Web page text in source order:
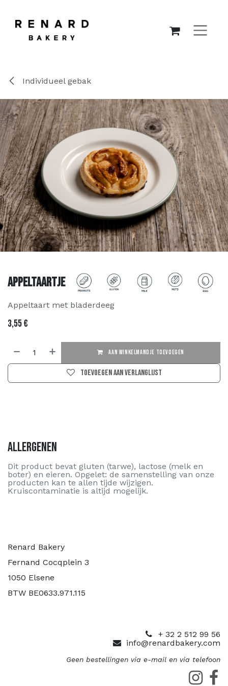
Individueel gebak
Appeltaartje
Appeltaart met bladerdeeg
3,55€
AAN WINKELMANDJE TOEVOEGEN
Toevoegen aan verlanglijst
Allergenen
Dit product bevat gluten (tarwe), lactose (melk en
boter) en eieren. Opgelet: de samenstelling van onze
producten kan te allen tijde wijzigen.
Kruiscontaminatie is altijd mogelijk.
Renard Bakery
Fernand Cocqplein 3
1050 Elsene
BTW BE0633.971.115
+ 32 2 512 99 56
info@renardbakery.com
Geen bestellingen via e-mail en via telefoon